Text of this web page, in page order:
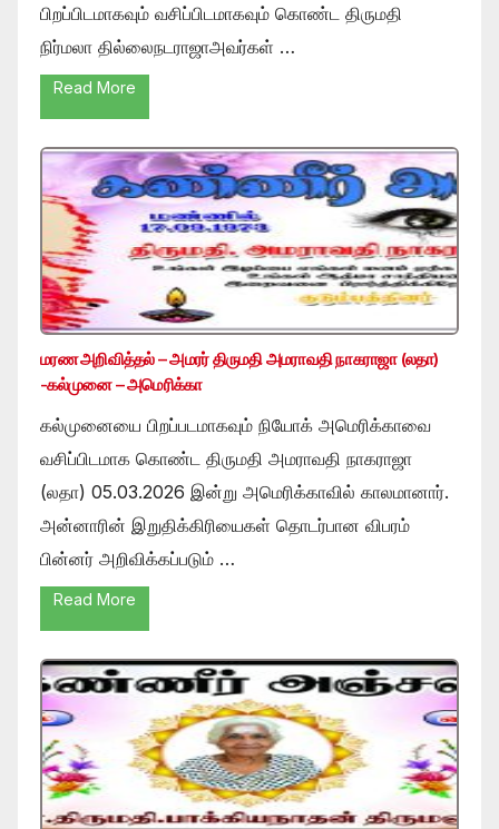
பிறப்பிடமாகவும் வசிப்பிடமாகவும் கொண்ட திருமதி
நிர்மலா தில்லைநடராஜாஅவர்கள் …
Read More
மரண அறிவித்தல் – அமரர் திருமதி அமராவதி நாகராஜா (லதா)
-கல்முனை – அமெரிக்கா
கல்முனையை பிறப்படமாகவும் நியோக் அமெரிக்காவை
வசிப்பிடமாக கொண்ட திருமதி அமராவதி நாகராஜா
(லதா) 05.03.2026 இன்று அமெரிக்காவில் காலமானார்.
அன்னாரின் இறுதிக்கிரியைகள் தொடர்பான விபரம்
பின்னர் அறிவிக்கப்படும் …
Read More